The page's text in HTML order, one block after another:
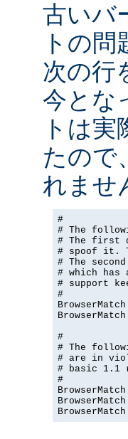
古いバ
トの
次の行
今とな
トは
たので
れませ
#
# The
# The first
# spoof it.
# The
# which has
# support
#
#
# The
# are in
# basic 1.1
#